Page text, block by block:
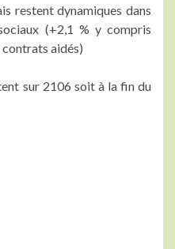
restent dynamiques dans
(+2,1 % y compris
aidés)
sur 2106 soit à la fin du